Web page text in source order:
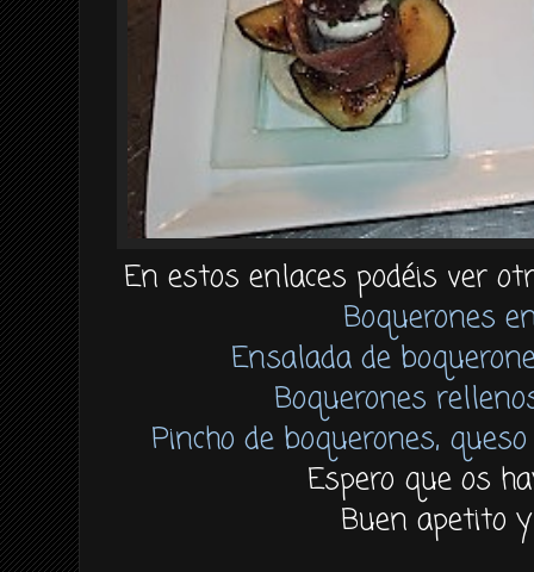
En estos enlaces podéis ver
Boquerones
Ensalada de
Boquerones
Pincho de boquerones,
Espero que os
Buen apetito